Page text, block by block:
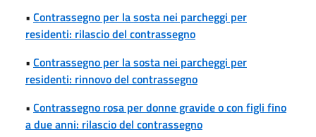
• Contrassegno per la sosta nei parcheggi per
residenti: rilascio del contrassegno
• Contrassegno per la sosta nei parcheggi per
residenti: rinnovo del contrassegno
• Contrassegno rosa per donne gravide o con figli fino
a due anni: rilascio del contrassegno